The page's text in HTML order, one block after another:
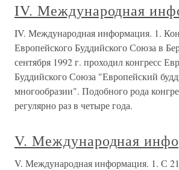
IV. Международная
IV. Международная информация. 1.
Европейского Буддийского Союза в
сентября 1992 г. проходил конгресс
Буддийского Союза "Европейский
многообразии". Подобного рода
регулярно раз в четыре года.
V. Международная
V. Международная информация. 1. С 21